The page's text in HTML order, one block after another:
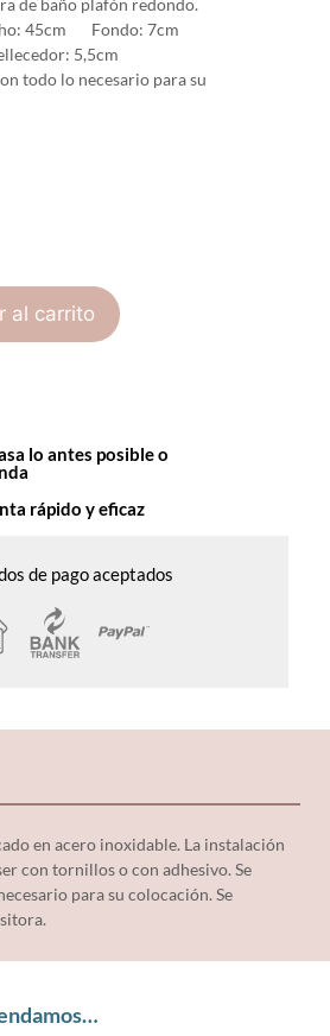
45cm Fondo: 7cm
5,5cm
todo lo necesario para su
al carrito
lo antes posible o
rápido y eficaz
de pago aceptados
en acero inoxidable. La instalación
con tornillos o con adhesivo. Se
para su colocación. Se